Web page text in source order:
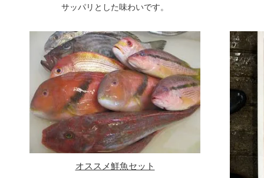
サッパリとした味わいです。
オススメ鮮魚セット